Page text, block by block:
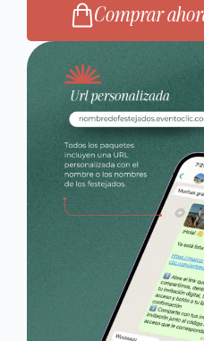
Comprar